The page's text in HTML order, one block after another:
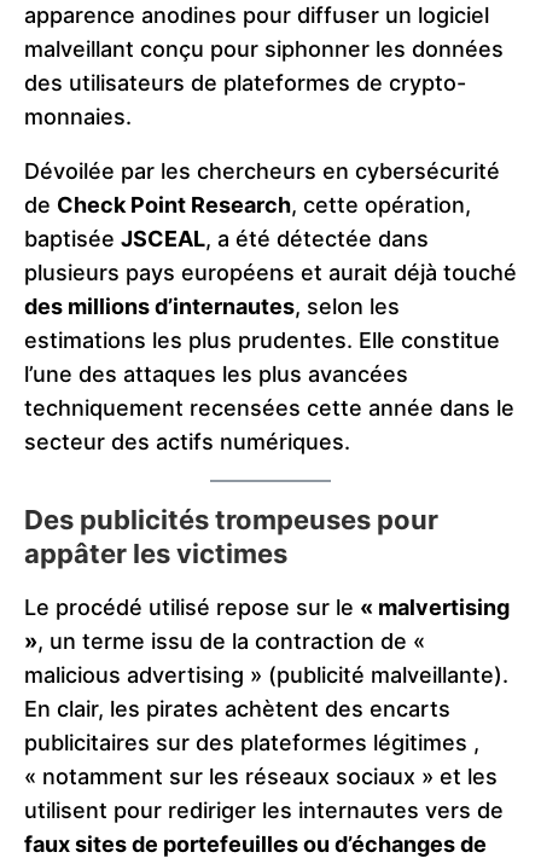
apparence anodines pour diffuser un logiciel
malveillant conçu pour siphonner les données
des utilisateurs de plateformes de crypto-
monnaies.
Dévoilée par les chercheurs en cybersécurité
de Check Point Research, cette opération,
baptisée JSCEAL, a été détectée dans
plusieurs pays européens et aurait déjà touché
des millions d’internautes, selon les
estimations les plus prudentes. Elle constitue
l’une des attaques les plus avancées
techniquement recensées cette année dans le
secteur des actifs numériques.
Des publicités trompeuses pour
appâter les victimes
Le procédé utilisé repose sur le « malvertising
», un terme issu de la contraction de «
malicious advertising » (publicité malveillante).
En clair, les pirates achètent des encarts
publicitaires sur des plateformes légitimes ,
« notamment sur les réseaux sociaux » et les
utilisent pour rediriger les internautes vers de
faux sites de portefeuilles ou d’échanges de